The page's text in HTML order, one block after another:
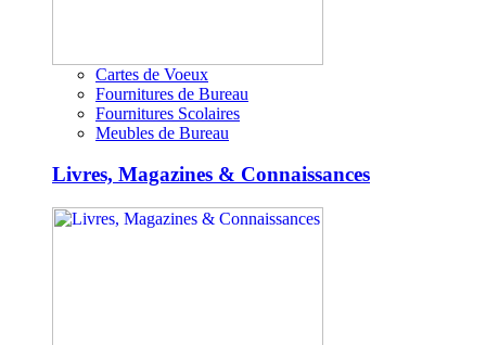
Cartes de Voeux
Fournitures de Bureau
Fournitures Scolaires
Meubles de Bureau
Livres, Magazines & Connaissances